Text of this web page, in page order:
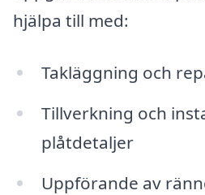
hjälpa till med:
Takläggning och
Tillverkning och
plåtdetaljer
Uppförande av